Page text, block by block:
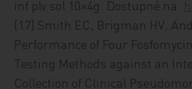
inf plv sol 10×4g. Dostupné na:
[17] Smith EC, Brigman HV,
Performance of Four
Testing Methods against an
Collection of Clinical